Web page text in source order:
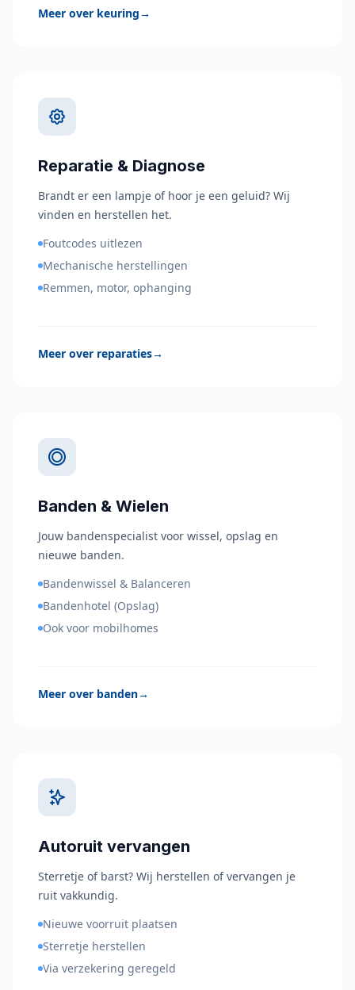
Meer over keuring→
Reparatie & Diagnose
Brandt er een lampje of hoor je een geluid? Wij
vinden en herstellen het.
Foutcodes uitlezen
Mechanische herstellingen
Remmen, motor, ophanging
Meer over reparaties→
Banden & Wielen
Jouw bandenspecialist voor wissel, opslag en
nieuwe banden.
Bandenwissel & Balanceren
Bandenhotel (Opslag)
Ook voor mobilhomes
Meer over banden→
Autoruit vervangen
Sterretje of barst? Wij herstellen of vervangen je
ruit vakkundig.
Nieuwe voorruit plaatsen
Sterretje herstellen
Via verzekering geregeld